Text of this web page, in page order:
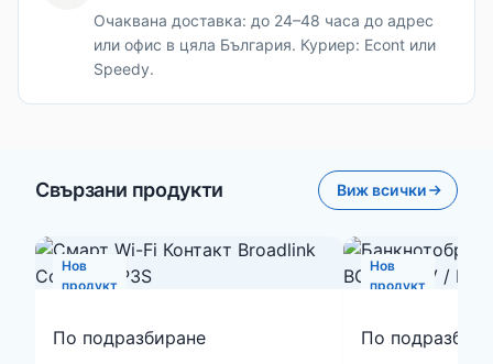
Очаквана доставка: до 24–48 часа до адрес
или офис в цяла България. Куриер: Econt или
Speedy.
Свързани продукти Виж всички
Нов
продукт
По подразбиране
Нов
продукт
По